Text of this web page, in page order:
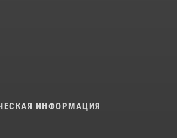
ИНФОРМАЦИЯ